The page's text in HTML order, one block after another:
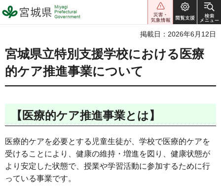
宮城県 Miyagi Prefectural
Government
掲載日：2026年6月12日
宮城県立特別支援学校における医療
的ケア推進事業について
【医療的ケア推進事業とは】
医療的ケアを必要とする児童生徒が、学校で医療的ケアを
受けることにより、健康の維持・増進を図り、健康状態が
より安定した状態で、授業や学習活動に参加するために行
っている事業です。